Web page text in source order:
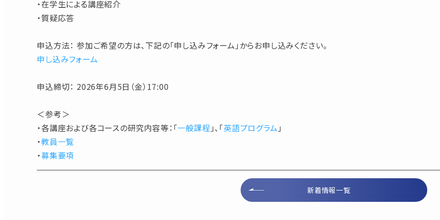
・在学生による講座紹介
・質疑応答
申込方法： 参加ご希望の方は、下記の「申し込みフォーム」からお申し込みください。
申し込みフォーム
申込締切： 2026年6月5日（金）17:00
＜参考＞
・各講座および各コースの研究内容等：「一般課程 」、「英語プログラム 」
・教員一覧
・募集要項
新着情報一覧